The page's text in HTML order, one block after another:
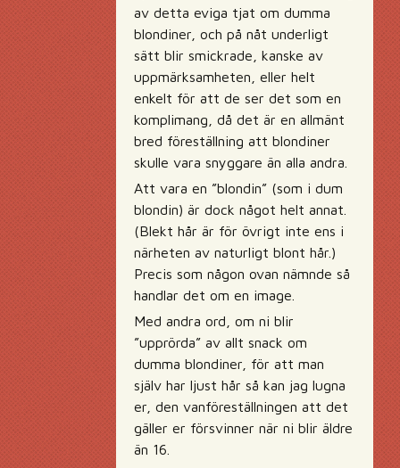
av detta eviga tjat om dumma
blondiner, och på nåt underligt
sätt blir smickrade, kanske av
uppmärksamheten, eller helt
enkelt för att de ser det som en
komplimang, då det är en allmänt
bred föreställning att blondiner
skulle vara snyggare än alla andra.
Att vara en ”blondin” (som i dum
blondin) är dock något helt annat.
(Blekt hår är för övrigt inte ens i
närheten av naturligt blont hår.)
Precis som någon ovan nämnde så
handlar det om en image.
Med andra ord, om ni blir
”upprörda” av allt snack om
dumma blondiner, för att man
själv har ljust hår så kan jag lugna
er, den vanföreställningen att det
gäller er försvinner när ni blir äldre
än 16.